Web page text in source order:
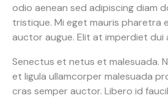
odio aenean sed adipiscing diam
tristique. Mi eget mauris pharetra
auctor augue. Elit at imperdiet dui
Senectus et netus et malesuada.
et ligula ullamcorper malesuada
cras semper auctor. Libero id